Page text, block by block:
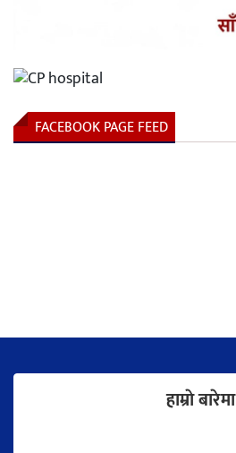
FACEBOOK PAGE FEED
हाम्राे बारेमा